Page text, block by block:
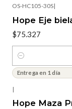
OS-HC105-30S|
Hope Eje
$75.327
Cantidad
Entrega en 1 día
|
Hope Maza